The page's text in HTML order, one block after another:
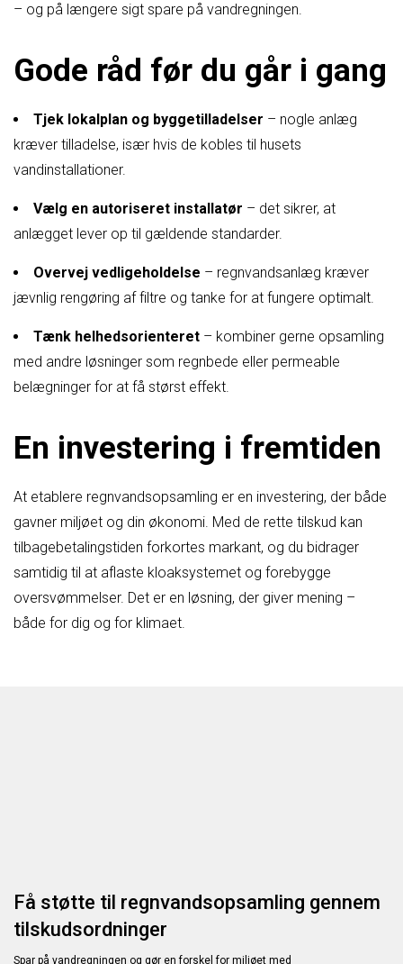
– og på længere sigt spare på vandregningen.
Gode råd før du går i gang
Tjek lokalplan og byggetilladelser – nogle anlæg
kræver tilladelse, især hvis de kobles til husets
vandinstallationer.
Vælg en autoriseret installatør – det sikrer, at
anlægget lever op til gældende standarder.
Overvej vedligeholdelse – regnvandsanlæg kræver
jævnlig rengøring af filtre og tanke for at fungere optimalt.
Tænk helhedsorienteret – kombiner gerne opsamling
med andre løsninger som regnbede eller permeable
belægninger for at få størst effekt.
En investering i fremtiden
At etablere regnvandsopsamling er en investering, der både
gavner miljøet og din økonomi. Med de rette tilskud kan
tilbagebetalingstiden forkortes markant, og du bidrager
samtidig til at aflaste kloaksystemet og forebygge
oversvømmelser. Det er en løsning, der giver mening –
både for dig og for klimaet.
Få støtte til regnvandsopsamling gennem
tilskudsordninger
Spar på vandregningen og gør en forskel for miljøet med